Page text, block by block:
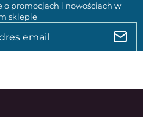
promocjach i nowościach w
sklepie